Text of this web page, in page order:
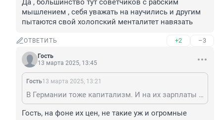
Да , большинство тут советчиков с рабским
мышлением , себя уважать на научились и другим
пытаются свой холопский менталитет навязать
ОТВЕТИТЬ +2 –3
Гость
13 марта 2025, 13:45
Гость13 марта 2025, 13:21
В Германии тоже капитализм. И на их зарплаты посмотрите.
Гость, на фоне их цен, не такие уж и огромные